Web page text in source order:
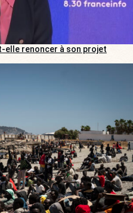
elle renoncer à son projet